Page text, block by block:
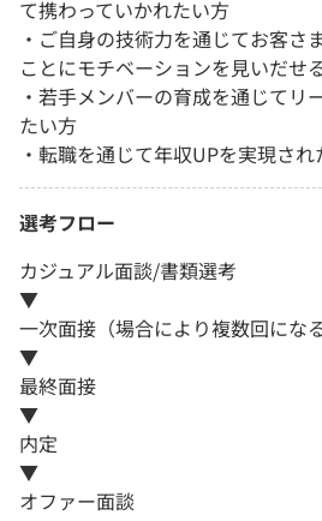
て携わっていかれたい方
・ご自身の技術力を通じてお客さ
ことにモチベーションを見いだせ
・若手メンバーの育成を通じてリ
たい方
・転職を通じて年収UPを実現され
選考フロー
カジュアル面談/書類選考
▼
一次面接（場合により複数回にな
▼
最終面接
▼
内定
▼
オファー面談